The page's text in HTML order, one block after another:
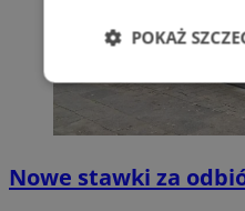
Nowe stawki za
POKAŻ
Niezbędne